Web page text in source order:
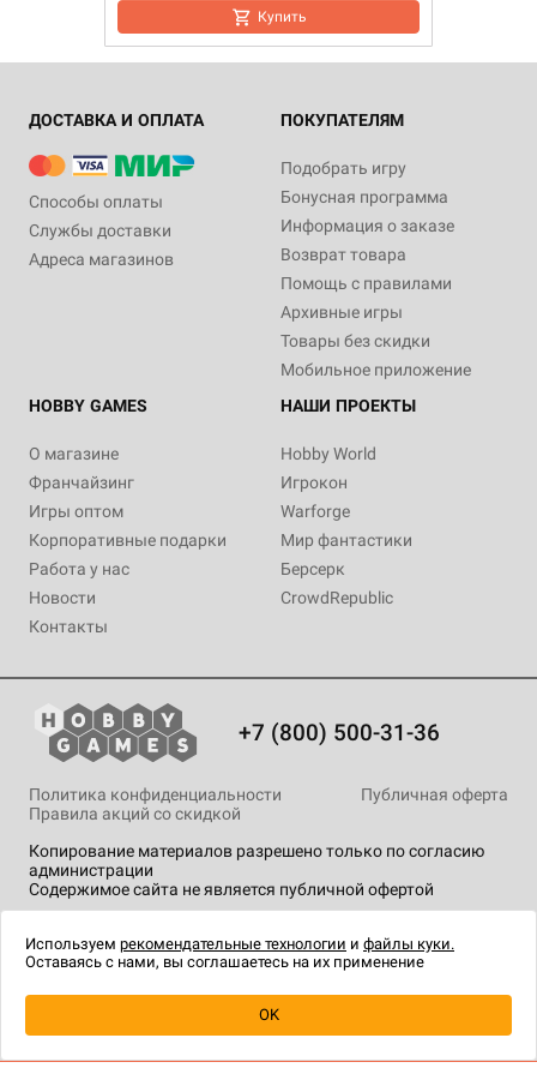
Купить
ДОСТАВКА И ОПЛАТА
Способы оплаты
Службы доставки
Адреса магазинов
ПОКУПАТЕЛЯМ
Подобрать игру
Бонусная программа
Информация о заказе
Возврат товара
Помощь с правилами
Архивные игры
Товары без скидки
Мобильное приложение
HOBBY GAMES
О магазине
Франчайзинг
Игры оптом
Корпоративные подарки
Работа у нас
Новости
Контакты
НАШИ ПРОЕКТЫ
Hobby World
Игрокон
Warforge
Мир фантастики
Берсерк
CrowdRepublic
+7 (800) 500-31-36
Копирование материалов разрешено только по согласию
администрации
Содержимое сайта не является публичной офертой
Политика конфиденциальности
Публичная оферта
Правила акций со скидкой
технологии .
Используем рекомендательные технологии и файлы куки.
Оставаясь с нами, вы соглашаетесь на их применение
OK